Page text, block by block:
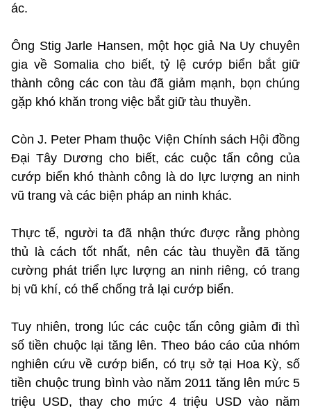
ác.
Ông Stig Jarle Hansen, một học giả Na Uy chuyên
gia về Somalia cho biết, tỷ lệ cướp biển bắt giữ
thành công các con tàu đã giảm mạnh, bọn chúng
gặp khó khăn trong việc bắt giữ tàu thuyền.
Còn J. Peter Pham thuộc Viện Chính sách Hội đồng
Đại Tây Dương cho biết, các cuộc tấn công của
cướp biển khó thành công là do lực lượng an ninh
vũ trang và các biện pháp an ninh khác.
Thực tế, người ta đã nhận thức được rằng phòng
thủ là cách tốt nhất, nên các tàu thuyền đã tăng
cường phát triển lực lượng an ninh riêng, có trang
bị vũ khí, có thể chống trả lại cướp biển.
Tuy nhiên, trong lúc các cuộc tấn công giảm đi thì
số tiền chuộc lại tăng lên. Theo báo cáo của nhóm
nghiên cứu về cướp biển, có trụ sở tại Hoa Kỳ, số
tiền chuộc trung bình vào năm 2011 tăng lên mức 5
triệu USD, thay cho mức 4 triệu USD vào năm